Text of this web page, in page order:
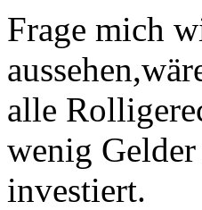
Frage mich
alle
wenig
investiert.